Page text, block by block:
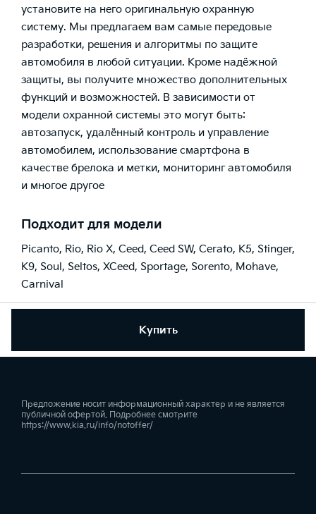
Купить
установите на него оригинальную охранную
систему. Мы предлагаем вам самые передовые
разработки, решения и алгоритмы по защите
автомобиля в любой ситуации. Кроме надёжной
защиты, вы получите множество дополнительных
функций и возможностей. В зависимости от
модели охранной системы это могут быть:
автозапуск, удалённый контроль и управление
автомобилем, использование смартфона в
качестве брелока и метки, мониторинг автомобиля
и многое другое
Подходит для модели
Picanto, Rio, Rio X, Ceed, Ceed SW, Cerato, K5, Stinger,
K9, Soul, Seltos, XCeed, Sportage, Sorento, Mohave,
Carnival
Предложение носит информационный характер и не является
публичной офертой. Подробнее смотрите
https://www.kia.ru/info/notoffer/